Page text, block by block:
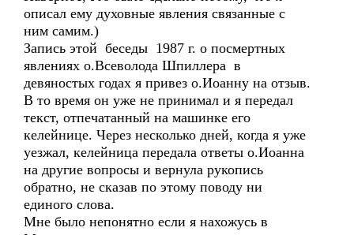
описал ему духовные явления связанные с
ним самим.)
Запись этой беседы 1987 г. о посмертных
явлениях о.Всеволода Шпиллера в
девяностых годах я привез о.Иоанну на отзыв.
В то время он уже не принимал и я передал
текст, отпечатанный на машинке его
келейнице. Через несколько дней, когда я уже
уезжал, келейница передала ответы о.Иоанна
на другие вопросы и вернула рукопись
обратно, не сказав по этому поводу ни
единого слова.
Мне было непонятно если я нахожусь в